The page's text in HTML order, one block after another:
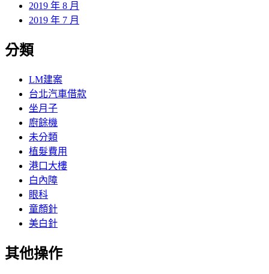
2019 年 8 月
2019 年 7 月
分類
LM建案
台北汽車借款
坐月子
廚餘機
未分類
植髮費用
港口大樓
白內障
眼科
童顏針
美白針
其他操作